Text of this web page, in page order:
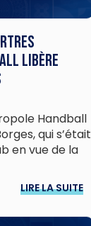
libère
Handball
qui s’était
en vue de la
LIRE LA SUITE